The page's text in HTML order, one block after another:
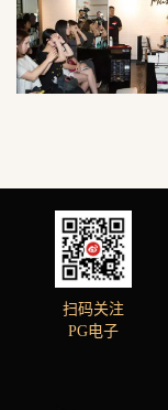
扫码关注
PG电子